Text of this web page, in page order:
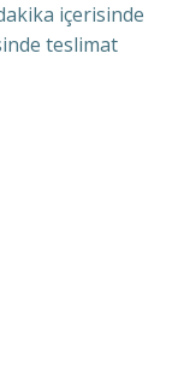
içerisinde
teslimat